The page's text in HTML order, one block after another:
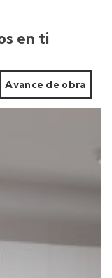
en ti
Avance de obra